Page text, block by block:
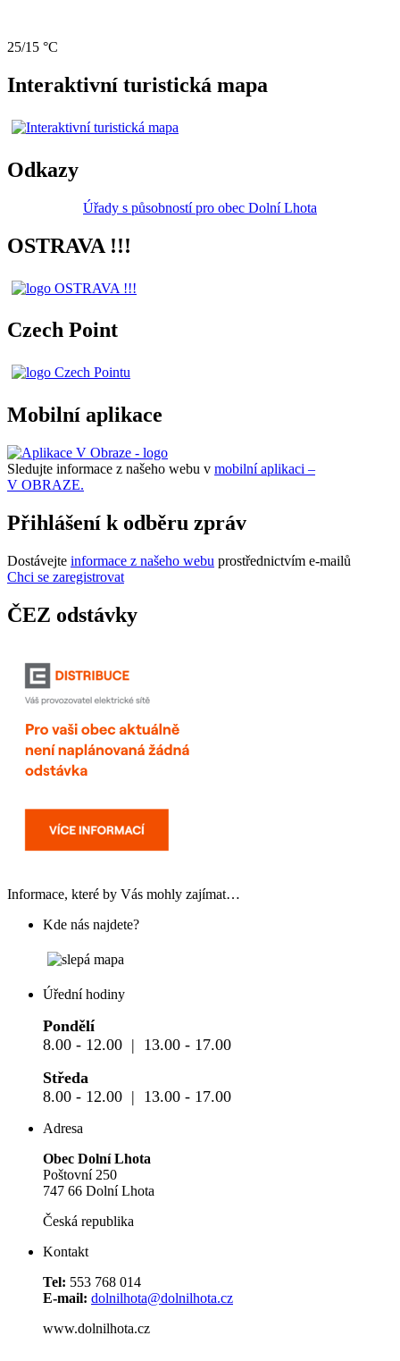
25/15 °C
Interaktivní turistická mapa
Odkazy
Úřady s působností pro obec Dolní Lhota
OSTRAVA !!!
Czech Point
Mobilní aplikace
Sledujte informace z našeho webu v mobilní aplikaci –
V OBRAZE.
Přihlášení k odběru zpráv
Dostávejte informace z našeho webu prostřednictvím e-mailů
Chci se zaregistrovat
ČEZ odstávky
Informace, které by Vás mohly zajímat…
Kde nás najdete?
Úřední hodiny
Pondělí
8.00 - 12.00 | 13.00 - 17.00
Středa
8.00 - 12.00 | 13.00 - 17.00
Adresa
Obec Dolní Lhota
Poštovní 250
747 66 Dolní Lhota
Česká republika
Kontakt
Tel: 553 768 014
E-mail: dolnilhota@dolnilhota.cz
www.dolnilhota.cz